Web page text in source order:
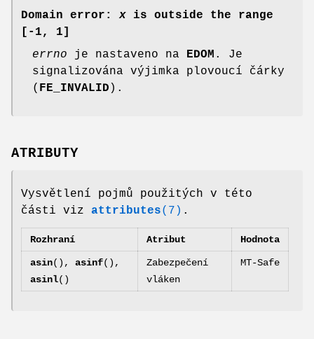
Domain error:x is outside the range
[-1, 1]
errno je nastaveno na EDOM . Je
signalizována výjimka plovoucí čárky
( FE_INVALID ).
ATRIBUTY
Vysvětlení pojmů použitých v této
části viz attributes(7) .
Rozhraní Atribut Hodnota
asin(), asinf(),
asinl()
Zabezpečení
vláken
MT-Safe